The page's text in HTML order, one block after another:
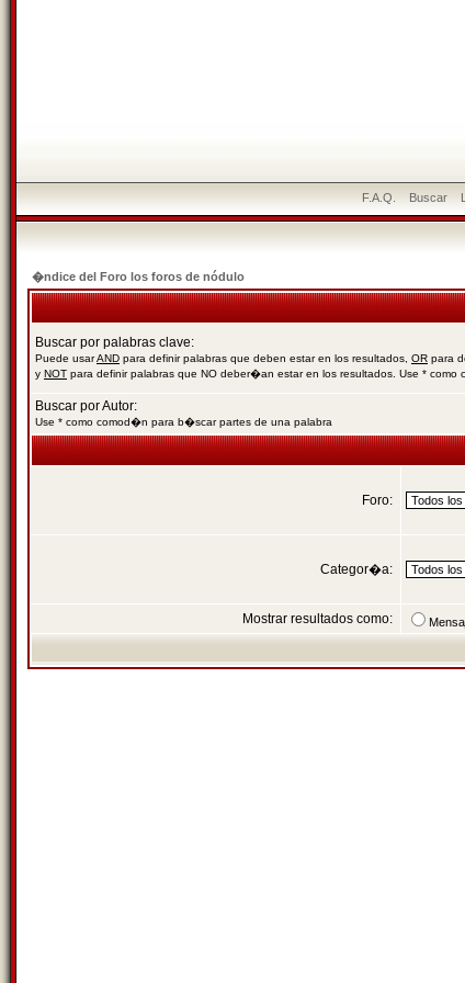
F.A.Q. Buscar
�ndice del Foro los foros de nódulo
Buscar por palabras clave:
Puede usarAND para definir palabras que deben estar en los resultados, OR para
y NOT para definir palabras que NO deber�an estar en los resultados. Use *
Buscar por Autor:
Use * como comod�n para b�scar partes de una palabra
Foro:
Categor�a:
Mostrar resultados como: